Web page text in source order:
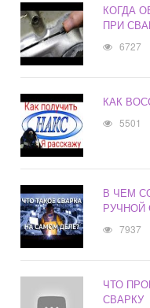
КОГДА
ПРИ
6727
КАК
5501
В ЧЕМ
РУЧНОЙ
7937
ЧТО
СВАРКУ